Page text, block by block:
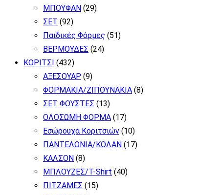
ΜΠΟΥΦΑΝ (29)
ΣΕΤ (92)
Παιδικές Φόρμες (51)
ΒΕΡΜΟΥΔΕΣ (24)
ΚΟΡΙΤΣΙ (432)
ΑΞΕΣΟΥΑΡ (9)
ΦΟΡΜΑΚΙΑ/ΖΙΠΟΥΝΑΚΙΑ (8)
ΣΕΤ ΦΟΥΣΤΕΣ (13)
ΟΛΟΣΩΜΗ ΦΟΡΜΑ (17)
Εσώρουχα Κοριτσιών (10)
ΠΑΝΤΕΛΟΝΙΑ/ΚΟΛΑΝ (17)
ΚΑΛΣΟΝ (8)
ΜΠΛΟΥΖΕΣ/T-Shirt (40)
ΠΙΤΖΑΜΕΣ (15)